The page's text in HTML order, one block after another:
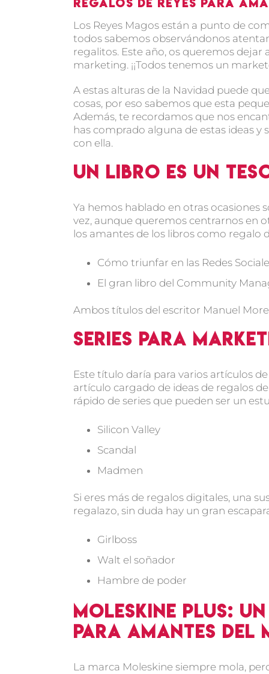
Regalos de Reyes para
Los Reyes Magos están a punto de
todos sabemos observándonos
regalitos. Este año, os queremos dejar
marketing. ¡¡Todos tenemos un
A estas alturas de la Navidad puede
cosas, por eso sabemos que esta
Además, te recordamos que nos
has comprado alguna de estas ideas
con ella.
Un libro es un
Ya hemos hablado en otras ocasiones
vez, aunque queremos centrarnos en
los amantes de los libros como regalo
Cómo triunfar en las Redes
El gran libro del Community
Ambos títulos del escritor Manuel
Series para
Este título daría para varios artículos
artículo cargado de ideas de regalos
rápido de series que pueden ser un
Silicon Valley
Scandal
Madmen
Si eres más de regalos digitales, una
regalazo, sin duda hay un gran
Girlboss
Walt el soñador
Hambre de poder
Moleskine Plus:
para amantes
La marca Moleskine siempre mola,